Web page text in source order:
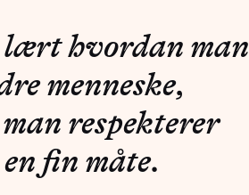
lært hvordan man
menneske,
respekterer
fin måte.